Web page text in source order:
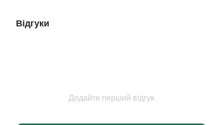
Відгуки
Додайте перший відгук